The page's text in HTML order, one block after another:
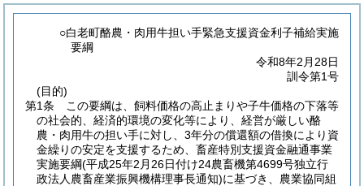
○白老町酪農・肉用牛担い手緊急支援資金利子補給実施
要綱
令和8年2月28日
訓令第1号
(目的)
第1条
この要綱は、飼料価格の高止まりや子牛価格の下落等
の社会的、経済的環境の変化等により、経営が厳しい酪
農・肉用牛の担い手に対し、3年分の償還額の借換により資
金繰りの安定を支援するため、畜産特別支援資金融通事業
実施要綱(平成25年2月26日付け24農畜機第4699号独立行
政法人農畜産業振興機構理事長通知)に基づき、農業協同組